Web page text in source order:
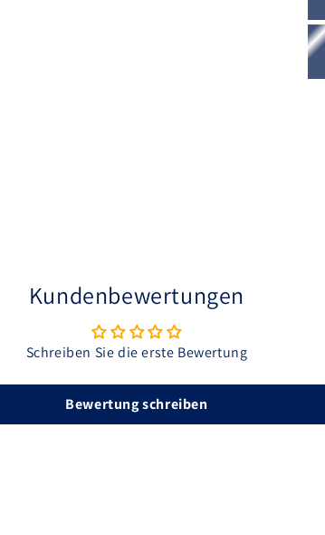
Kundenbewertungen
Schreiben Sie die erste Bewertung
Bewertung schreiben